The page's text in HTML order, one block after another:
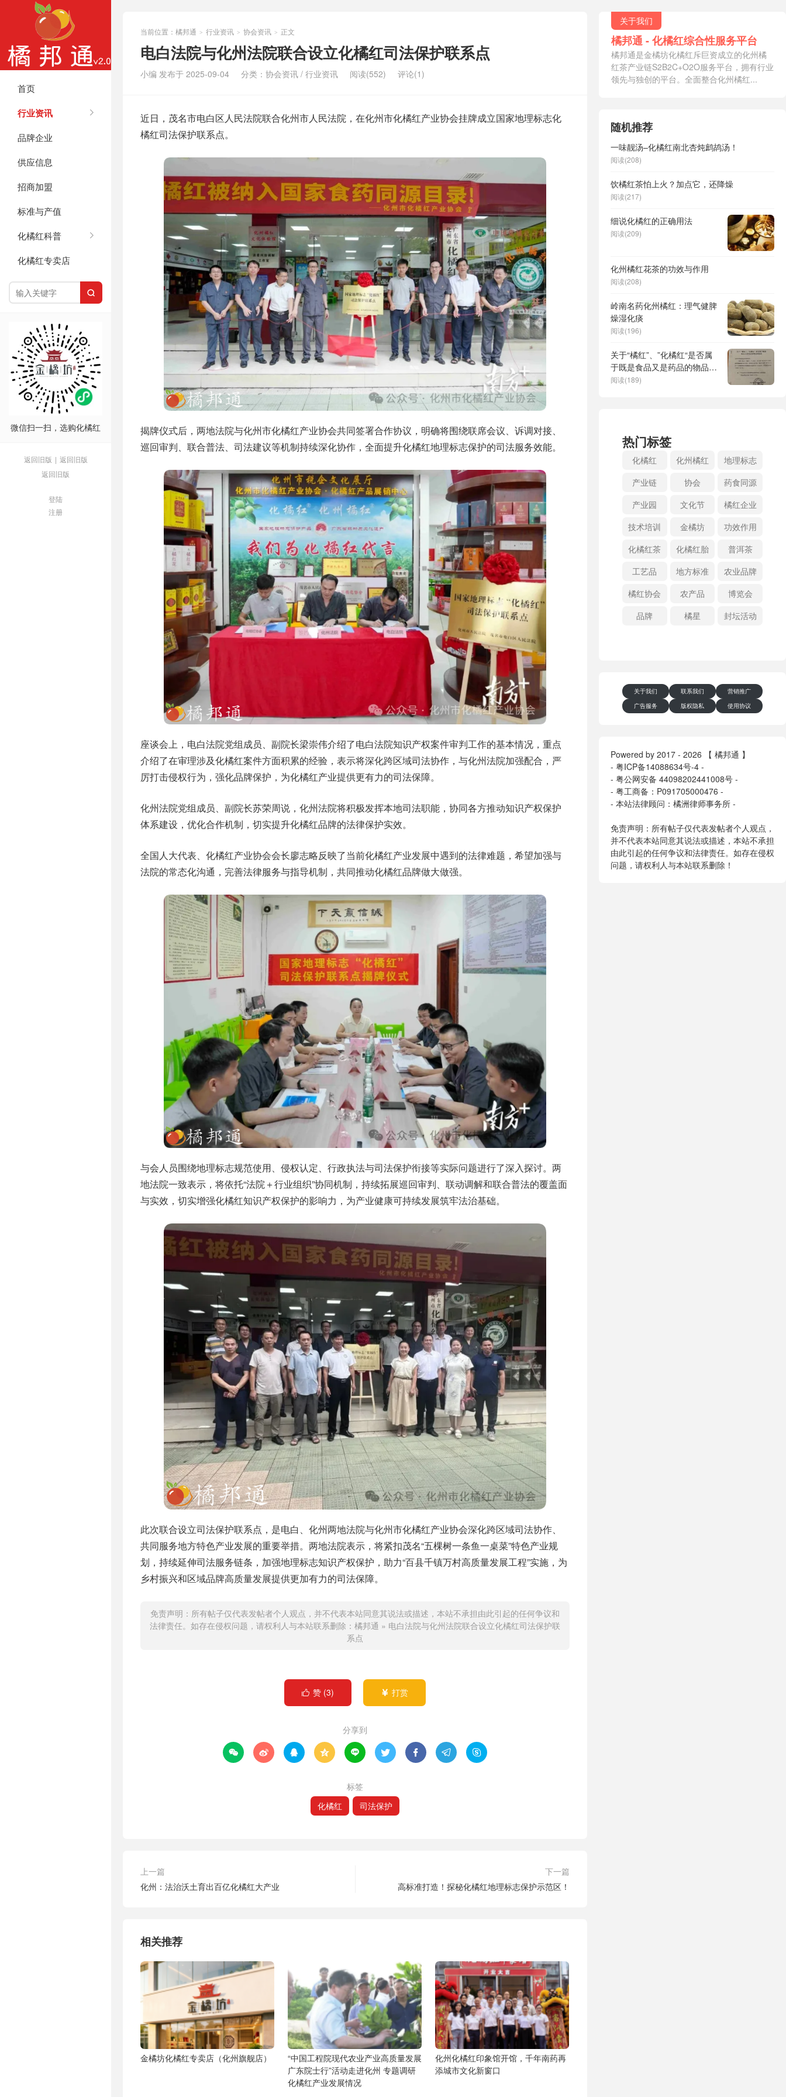
首页
行业资讯
品牌企业
供应信息
招商加盟
标准与产值
化橘红科普
化橘红专卖店

微信扫一扫，选购化橘红
返回旧版 | 返回旧版
返回旧版
登陆
注册
当前位置： 橘邦通 > 行业资讯 > 协会资讯 > 正文
电白法院与化州法院联合设立化橘红司法保护联系点
小编 发布于 2025-09-04 分类： 协会资讯 / 行业资讯 阅读(552) 评论(1)
近日，茂名市电白区人民法院联合化州市人民法院，在化州市化橘红产业协会挂牌成立国家地理标志化
橘红司法保护联系点。
揭牌仪式后，两地法院与化州市化橘红产业协会共同签署合作协议，明确将围绕联席会议、诉调对接、
巡回审判、联合普法、司法建议等机制持续深化协作，全面提升化橘红地理标志保护的司法服务效能。
座谈会上，电白法院党组成员、副院长梁崇伟介绍了电白法院知识产权案件审判工作的基本情况，重点
介绍了在审理涉及化橘红案件方面积累的经验，表示将深化跨区域司法协作，与化州法院加强配合，严
厉打击侵权行为，强化品牌保护，为化橘红产业提供更有力的司法保障。
化州法院党组成员、副院长苏荣周说，化州法院将积极发挥本地司法职能，协同各方推动知识产权保护
体系建设，优化合作机制，切实提升化橘红品牌的法律保护实效。
全国人大代表、化橘红产业协会会长廖志略反映了当前化橘红产业发展中遇到的法律难题，希望加强与
法院的常态化沟通，完善法律服务与指导机制，共同推动化橘红品牌做大做强。
与会人员围绕地理标志规范使用、侵权认定、行政执法与司法保护衔接等实际问题进行了深入探讨。两
地法院一致表示，将依托“法院＋行业组织”协同机制，持续拓展巡回审判、联动调解和联合普法的覆盖面
与实效，切实增强化橘红知识产权保护的影响力，为产业健康可持续发展筑牢法治基础。
此次联合设立司法保护联系点，是电白、化州两地法院与化州市化橘红产业协会深化跨区域司法协作、
共同服务地方特色产业发展的重要举措。两地法院表示，将紧扣茂名“五棵树一条鱼一桌菜”特色产业规
划，持续延伸司法服务链条，加强地理标志知识产权保护，助力“百县千镇万村高质量发展工程”实施，为
乡村振兴和区域品牌高质量发展提供更加有力的司法保障。
免责声明：所有帖子仅代表发帖者个人观点，并不代表本站同意其说法或描述，本站不承担由此引起的任何争议和
法律责任。如存在侵权问题，请权利人与本站联系删除： 橘邦通 » 电白法院与化州法院联合设立化橘红司法保护联
系点
 赞 (3)  打赏
分享到
        
标签
化橘红
司法保护
上一篇
化州：法治沃土育出百亿化橘红大产业
下一篇
高标准打造！探秘化橘红地理标志保护示范区！
相关推荐
金橘坊化橘红专卖店（化州旗舰店）
“中国工程院现代农业产业高质量发展
广东院士行”活动走进化州 专题调研
化橘红产业发展情况
化州化橘红印象馆开馆，千年南药再
添城市文化新窗口
关于我们
橘邦通 - 化橘红综合性服务平台
橘邦通是金橘坊化橘红斥巨资成立的化州橘
红茶产业链S2B2C+O2O服务平台，拥有行业
领先与独创的平台。全面整合化州橘红...
随机推荐
一味靓汤–化橘红南北杏炖鹧鸪汤！
阅读(208)
饮橘红茶怕上火？加点它，还降燥
阅读(217)
细说化橘红的正确用法
阅读(209)
化州橘红花茶的功效与作用
阅读(208)
岭南名药化州橘红：理气健脾
燥湿化痰
阅读(196)
关于“橘红”、”化橘红“是否属
于既是食品又是药品的物品的
批复
阅读(189)
热门标签
化橘红 化州橘红
地理标志
产业链
协会
药食同源
产业园
文化节
橘红企业
技术培训
金橘坊
功效作用
化橘红茶
化橘红胎
普洱茶
工艺品
地方标准
农业品牌
橘红协会
农产品
博览会
品牌
橘星 封坛活动
关于我们 联系我们
营销推广
广告服务
版权隐私 使用协议
Powered by 2017 - 2026 【 橘邦通 】
- 粤ICP备14088634号-4 -
- 粤公网安备 44098202441008号 -
- 粤工商备：P091705000476 -
- 本站法律顾问：橘洲律师事务所 -
免责声明：所有帖子仅代表发帖者个人观点，
并不代表本站同意其说法或描述，本站不承担
由此引起的任何争议和法律责任。如存在侵权
问题，请权利人与本站联系删除！